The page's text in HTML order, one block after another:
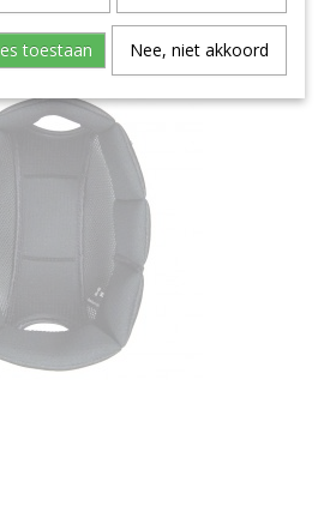
toestaan Nee, niet akkoord